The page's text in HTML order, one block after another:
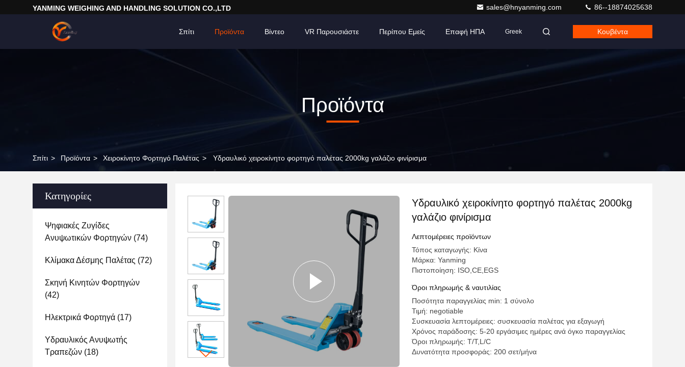
YANMING WEIGHING AND HANDLING SOLUTION CO.,LTD sales@hnyanming.com 86--18874025638
Σπίτι Προϊόντα Βίντεο VR Παρουσιάστε Περίπου Εμείς Επαφή ΗΠΑ Greek Κουβέντα
Προϊόντα
Σπίτι > Προϊόντα > Χειροκίνητο Φορτηγό Παλέτας > Υδραυλικό χειροκίνητο φορτηγό παλέτας 2000kg γαλάζιο φινίρισμα
Κατηγορίες
Ψηφιακές Ζυγίδες
Ανυψωτικών Φορτηγών (74)
Κλίμακα Δέσμης Παλέτας (72)
Σκηνή Κινητών Φορτηγών
(42)
Ηλεκτρικά Φορτηγά (17)
Υδραυλικός Ανυψωτής
Τραπεζών (18)
Υδραυλικό χειροκίνητο φορτηγό παλέτας 2000kg
γαλάζιο φινίρισμα
Λεπτομέρειες προϊόντων
Τόπος καταγωγής: Κίνα
Μάρκα: Yanming
Πιστοποίηση: ISO,CE,EGS
Όροι πληρωμής & ναυτιλίας
Ποσότητα παραγγελίας min: 1 σύνολο
Τιμή: negotiable
Συσκευασία λεπτομέρειες: συσκευασία παλέτας για εξαγωγή
Χρόνος παράδοσης: 5-20 εργάσιμες ημέρες ανά όγκο παραγγελίας
Όροι πληρωμής: T/T,L/C
Δυνατότητα προσφοράς: 200 σετ/μήνα